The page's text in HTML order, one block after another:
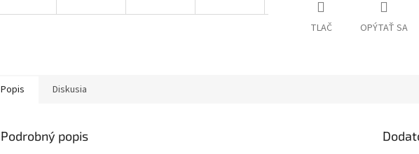
TLAČ OPÝTAŤ SA
Popis Diskusia
Podrobný popis